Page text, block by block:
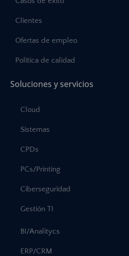
Clientes
Ofertas de empleo
Política de calidad
Soluciones y servicios
Cloud
Sistemas
CPDs
PCs/Printing
Ciberseguridad
Gestión TI
BI/Analitycs
ERP/CRM